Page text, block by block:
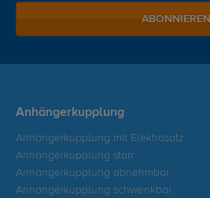
ABONNIEREN
Anhängerkupplung
Anhängerkupplung mit Elektrosatz
Anhängerkupplung starr
Anhängerkupplung abnehmbar
Anhängerkupplung schwenkbar